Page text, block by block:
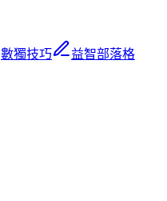
數獨技巧
益智部落格